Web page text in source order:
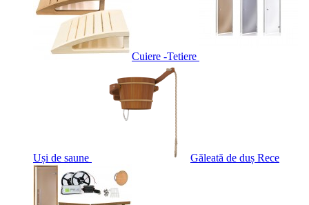
Cuiere -Tetiere
Uși de saune Găleată de duș Rece